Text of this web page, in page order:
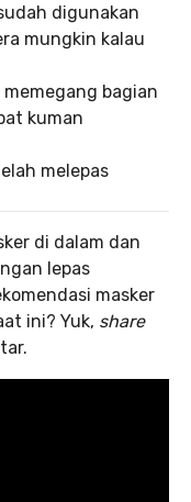
digunakan
mungkin kalau
bagian
kuman
melepas
di dalam dan
lepas
masker
ini? Yuk, share